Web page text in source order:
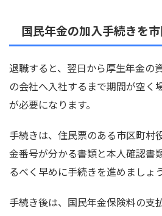
国民年金の加入手続きを
退職すると、翌日から厚生年金の
の会社へ入社するまで期間が空く
が必要になります。
手続きは、住民票のある市区町村
金番号が分かる書類と本人確認書
るべく早めに手続きを進めましょう
手続き後は、国民年金保険料の支